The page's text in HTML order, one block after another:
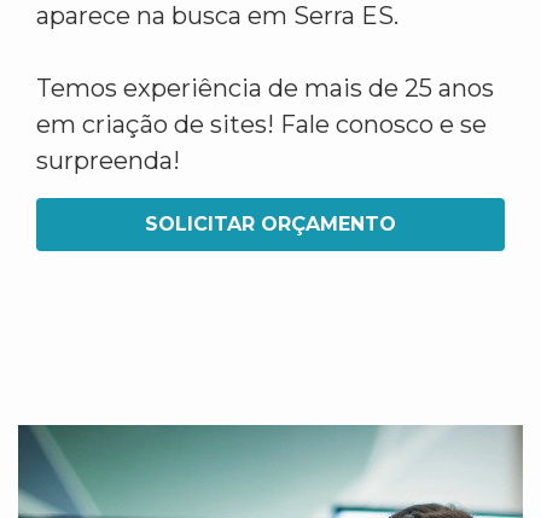
aparece na busca em Serra ES.
Temos experiência de mais de 25 anos
em criação de sites! Fale conosco e se
surpreenda!
SOLICITAR ORÇAMENTO